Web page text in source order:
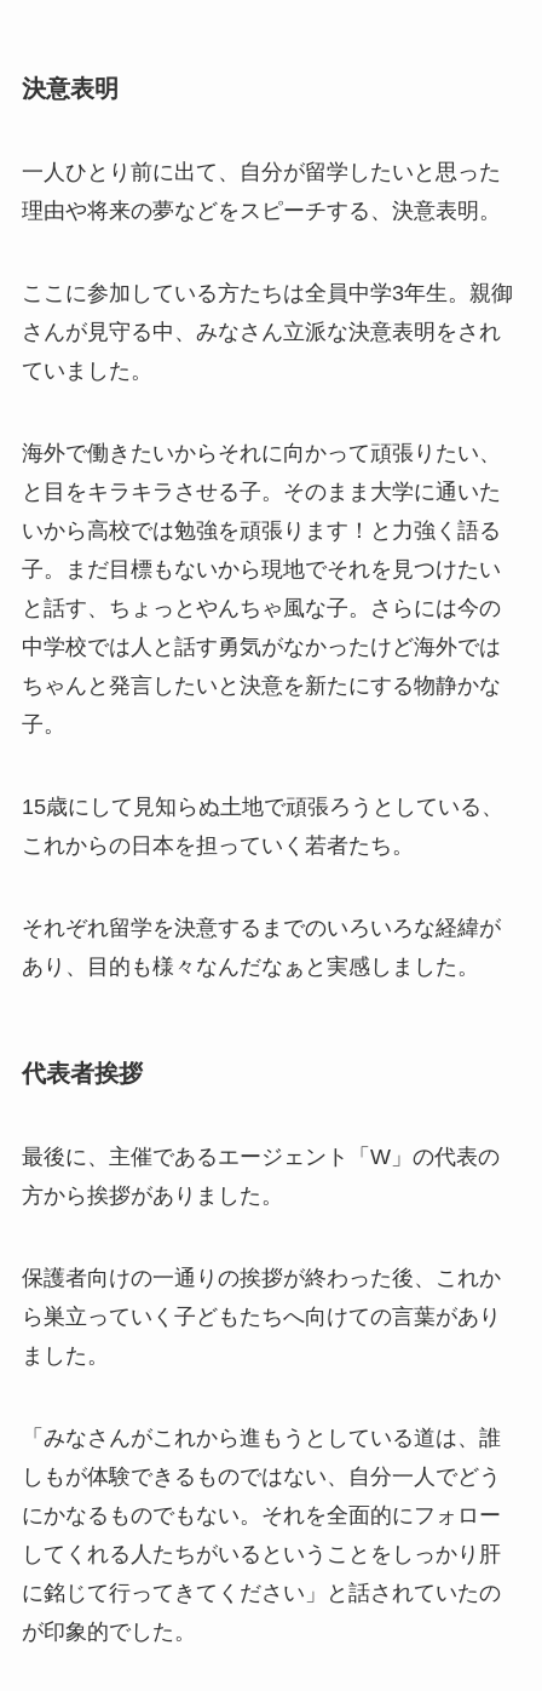
決意表明
一人ひとり前に出て、自分が留学したいと思った
理由や将来の夢などをスピーチする、決意表明。
ここに参加している方たちは全員中学3年生。親御
さんが見守る中、みなさん立派な決意表明をされ
ていました。
海外で働きたいからそれに向かって頑張りたい、
と目をキラキラさせる子。そのまま大学に通いた
いから高校では勉強を頑張ります！と力強く語る
子。まだ目標もないから現地でそれを見つけたい
と話す、ちょっとやんちゃ風な子。さらには今の
中学校では人と話す勇気がなかったけど海外では
ちゃんと発言したいと決意を新たにする物静かな
子。
15歳にして見知らぬ土地で頑張ろうとしている、
これからの日本を担っていく若者たち。
それぞれ留学を決意するまでのいろいろな経緯が
あり、目的も様々なんだなぁと実感しました。
代表者挨拶
最後に、主催であるエージェント「W」の代表の
方から挨拶がありました。
保護者向けの一通りの挨拶が終わった後、これか
ら巣立っていく子どもたちへ向けての言葉があり
ました。
「みなさんがこれから進もうとしている道は、誰
しもが体験できるものではない、自分一人でどう
にかなるものでもない。それを全面的にフォロー
してくれる人たちがいるということをしっかり肝
に銘じて行ってきてください」と話されていたの
が印象的でした。